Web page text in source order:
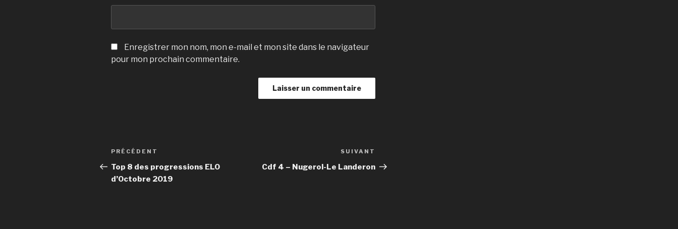
Enregistrer mon nom, mon e-mail et mon site dans le navigateur
pour mon prochain commentaire.
Navigation
de
l’article
Article
précédent
PRÉCÉDENT
Top 8 des progressions ELO
d’Octobre 2019
suivant
SUIVANT
Cdf 4 – Nugerol-Le Landeron